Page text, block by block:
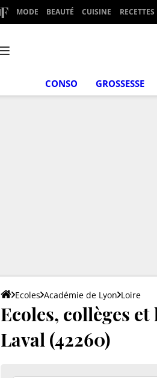
MODE BEAUTÉ CUISINE RECETTES
CONSO GROSSESSE
Ecoles Académie de Lyon Loire
Ecoles, collèges
Laval (42260)